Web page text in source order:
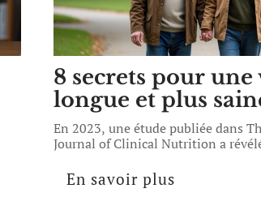
8 secrets pour une
longue et plus
En 2023, une étude publiée dans
Journal of Clinical Nutrition a
En savoir plus